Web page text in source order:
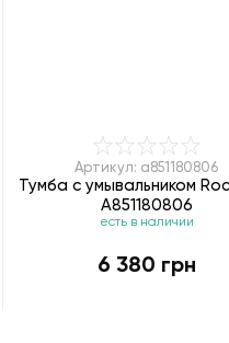
Артикул: a851180806
Тумба с умывальником
A851180806
есть в наличии
6 380 грн